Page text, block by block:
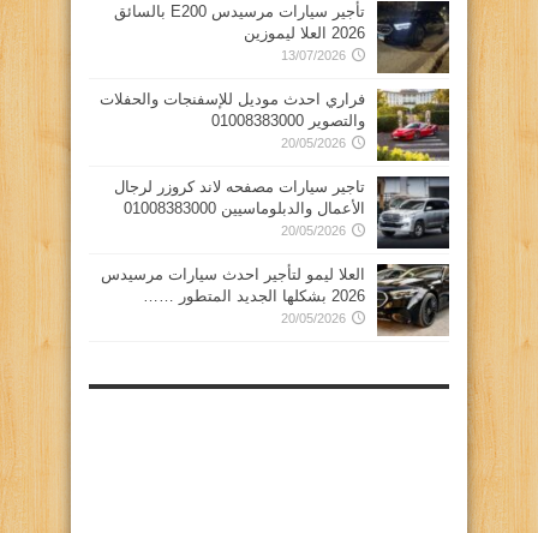
تأجير سيارات مرسيدس E200 بالسائق
2026 العلا ليموزين
13/07/2026
فراري احدث موديل للإسفنجات والحفلات
والتصوير 01008383000
20/05/2026
تاجير سيارات مصفحه لاند كروزر لرجال
الأعمال والدبلوماسيين 01008383000
20/05/2026
العلا ليمو لتأجير احدث سيارات مرسيدس
2026 بشكلها الجديد المتطور ……
20/05/2026